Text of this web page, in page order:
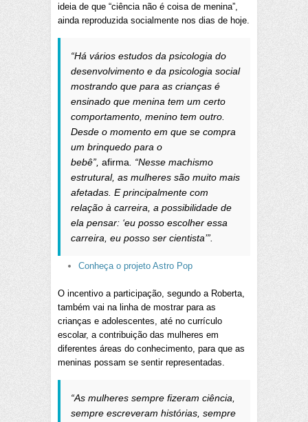
ideia de que “ciência não é coisa de menina”,
ainda reproduzida socialmente nos dias de hoje.
“Há vários estudos da psicologia do
desenvolvimento e da psicologia social
mostrando que para as crianças é
ensinado que menina tem um certo
comportamento, menino tem outro.
Desde o momento em que se compra
um brinquedo para o
bebê”, afirma . “Nesse machismo
estrutural, as mulheres são muito mais
afetadas. E principalmente com
relação à carreira, a possibilidade de
ela pensar: ‘eu posso escolher essa
carreira, eu posso ser cientista’”.
Conheça o projeto Astro Pop
O incentivo a participação, segundo a Roberta,
também vai na linha de mostrar para as
crianças e adolescentes, até no currículo
escolar, a contribuição das mulheres em
diferentes áreas do conhecimento, para que as
meninas possam se sentir representadas.
“As mulheres sempre fizeram ciência,
sempre escreveram histórias, sempre